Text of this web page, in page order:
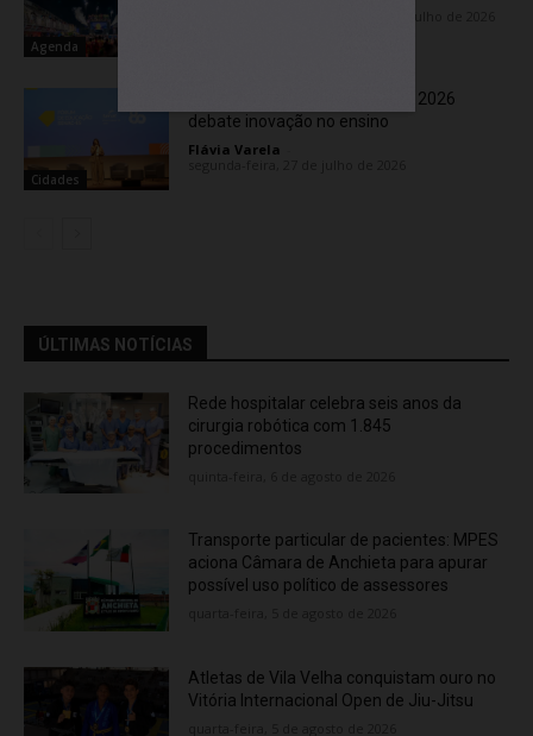
Agenda
Cidades
Fórum de Educação Senac-ES 2026
debate inovação no ensino
Flávia Varela
ÚLTIMAS NOTÍCIAS
Rede hospitalar celebra seis anos da
cirurgia robótica com 1.845
procedimentos
Transporte particular de pacientes: MPES
aciona Câmara de Anchieta para apurar
possível uso político de assessores
Atletas de Vila Velha conquistam ouro no
Vitória Internacional Open de Jiu-Jitsu